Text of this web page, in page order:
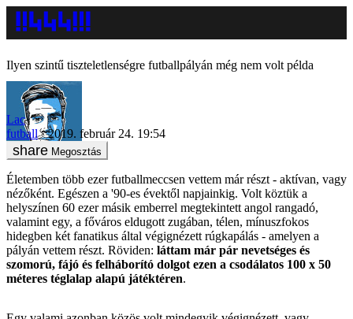
Ilyen szintű tiszteletlenségre futballpályán még nem volt példa
Lac
futball
2019. február 24. 19:54
Megosztás
Életemben több ezer futballmeccsen vettem már részt - aktívan, vagy
nézőként. Egészen a '90-es évektől napjainkig. Volt köztük a
helyszínen 60 ezer másik emberrel megtekintett angol rangadó,
valamint egy, a főváros eldugott zugában, télen, mínuszfokos
hidegben két fanatikus által végignézett rúgkapálás - amelyen a
pályán vettem részt. Röviden: láttam már pár nevetséges és
szomorú, fájó és felháborító dolgot ezen a csodálatos 100 x 50
méteres téglalap alapú játéktéren.